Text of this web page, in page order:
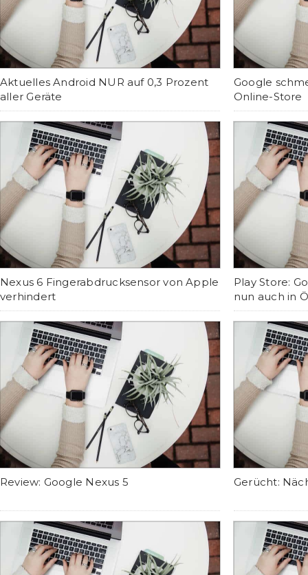
Aktuelles Android NUR auf 0,3 Prozent
aller Geräte
Google
Online-Store
Nexus 6 Fingerabdrucksensor von Apple
verhindert
Play Store:
nun auch in
Review: Google Nexus 5 Gerücht: